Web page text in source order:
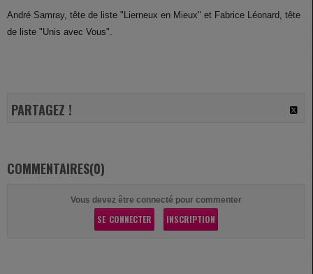
André Samray, tête de liste "Lierneux en Mieux" et Fabrice Léonard, tête
de liste "Unis avec Vous".
PARTAGEZ !
COMMENTAIRES(0)
Vous devez être connecté pour commenter
SE CONNECTER INSCRIPTION